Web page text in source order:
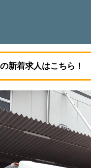
新着求人はこちら！